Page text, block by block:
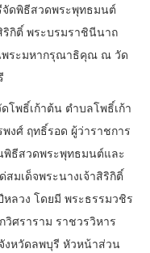
ดพิธีสวดพระพุทธมนต์
ริกิติ์ พระบรมราชินีนาถ
ระมหากรุณาธิคุณ ณ วัด
โพธิ์เก้าต้น ตำบลโพธิ์เก้า
งศ์ ฤทธิ์รอด ผู้ว่าราชการ
พิธีสวดพระพุทธมนต์และ
มเด็จพระนางเจ้าสิริกิติ์
ลวง โดยมี พระธรรมวชิร
วิศราราม ราชวรวิหาร
งหวัดลพบุรี หัวหน้าส่วน